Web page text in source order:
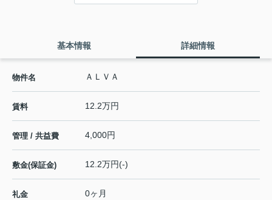
基本情報 詳細情報
物件名 ＡＬＶＡ
賃料 12.2万円
管理 / 共益費 4,000円
敷金(保証金) 12.2万円(-)
礼金 0ヶ月